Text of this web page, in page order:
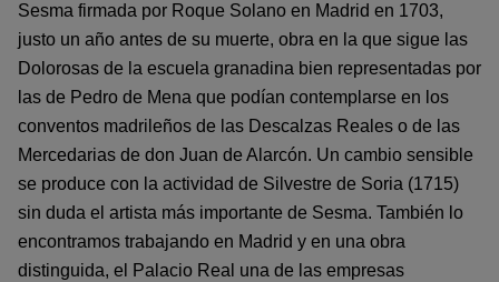
Sesma firmada por Roque Solano en Madrid en 1703,
justo un año antes de su muerte, obra en la que sigue las
Dolorosas de la escuela granadina bien representadas por
las de Pedro de Mena que podían contemplarse en los
conventos madrileños de las Descalzas Reales o de las
Mercedarias de don Juan de Alarcón. Un cambio sensible
se produce con la actividad de Silvestre de Soria (1715)
sin duda el artista más importante de Sesma. También lo
encontramos trabajando en Madrid y en una obra
distinguida, el Palacio Real una de las empresas